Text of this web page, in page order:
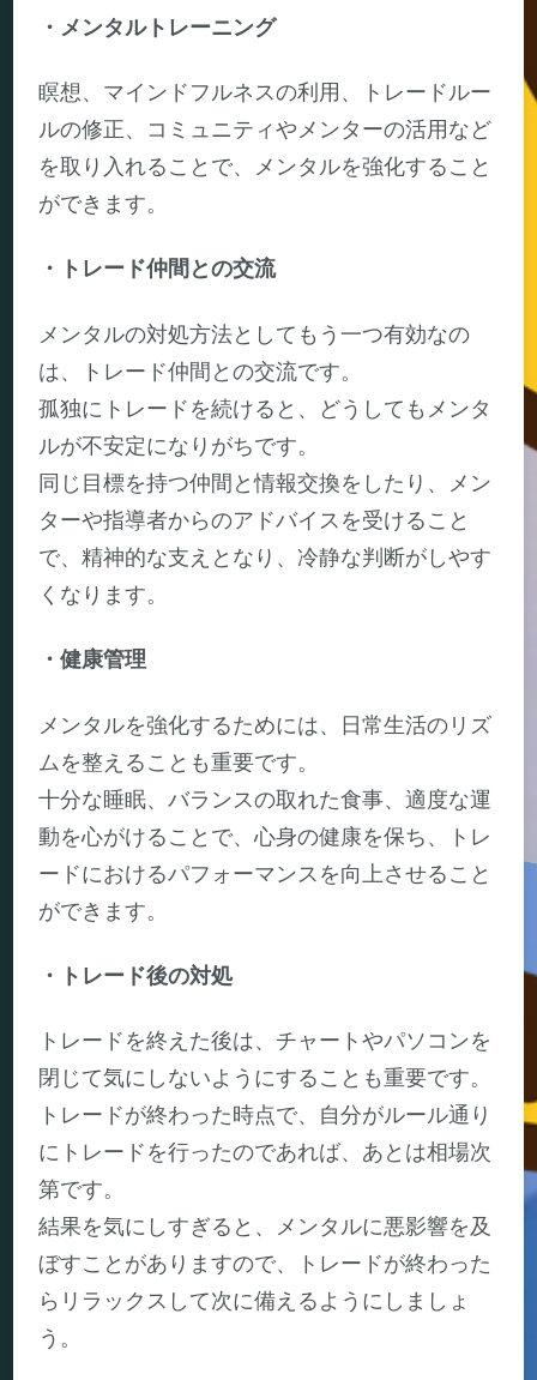
・メンタルトレーニング
瞑想、マインドフルネスの利用、トレードルー
ルの修正、コミュニティやメンターの活用など
を取り入れることで、メンタルを強化すること
ができます。
・トレード仲間との交流
メンタルの対処方法としてもう一つ有効なの
は、トレード仲間との交流です。
孤独にトレードを続けると、どうしてもメンタ
ルが不安定になりがちです。
同じ目標を持つ仲間と情報交換をしたり、メン
ターや指導者からのアドバイスを受けること
で、精神的な支えとなり、冷静な判断がしやす
くなります。
・健康管理
メンタルを強化するためには、日常生活のリズ
ムを整えることも重要です。
十分な睡眠、バランスの取れた食事、適度な運
動を心がけることで、心身の健康を保ち、トレ
ードにおけるパフォーマンスを向上させること
ができます。
・トレード後の対処
トレードを終えた後は、チャートやパソコンを
閉じて気にしないようにすることも重要です。
トレードが終わった時点で、自分がルール通り
にトレードを行ったのであれば、あとは相場次
第です。
結果を気にしすぎると、メンタルに悪影響を及
ぼすことがありますので、トレードが終わった
らリラックスして次に備えるようにしましょ
う。